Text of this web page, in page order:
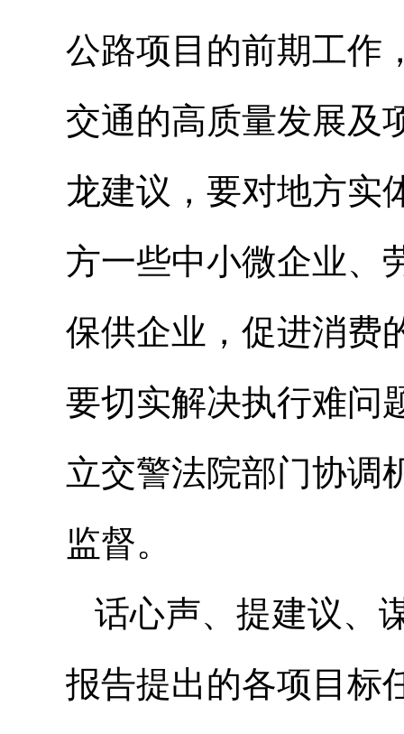
公路项目的前期工作
交通的高质量发展及
龙建议，要对地方实
方一些中小微企业、
保供企业，促进消费
要切实解决执行难问
立交警法院部门协调
监督。
话心声、提建议、
报告提出的各项目标